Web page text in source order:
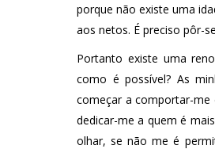
porque não existe uma
aos netos. É preciso pôr-
Portanto existe uma
como é possível? As
começar a comportar-me
dedicar-me a quem é
olhar, se não me é